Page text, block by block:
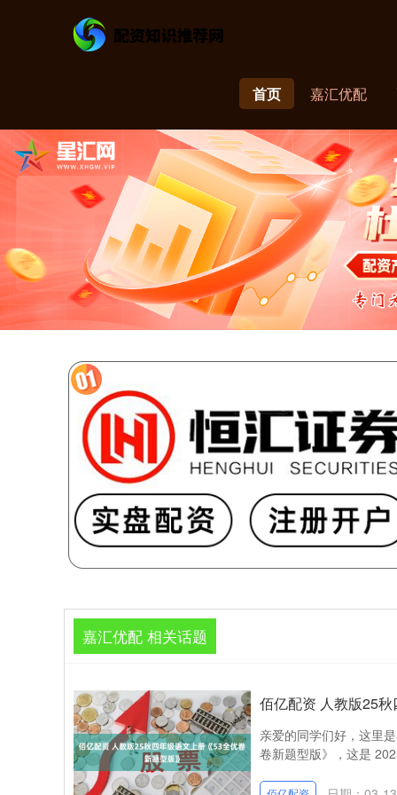
首页 嘉汇优配
嘉汇优配 相关话题
佰亿配资 人教版25
亲爱的同学们好，这里
卷新题型版》，这是